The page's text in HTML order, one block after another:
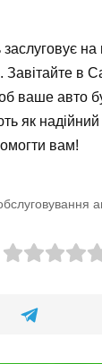
Завітайте в
ваше авто
як надійний
вам!